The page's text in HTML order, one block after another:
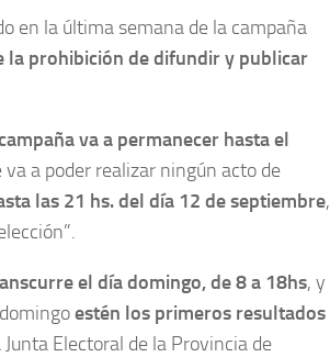
en la última semana de la campaña
la prohibición de difundir y publicar
va a permanecer hasta el
va a poder realizar ningún acto de
las 21 hs. del día 12 de septiembre,
el día domingo, de 8 a 18hs, y
estén los primeros resultados
Electoral de la Provincia de